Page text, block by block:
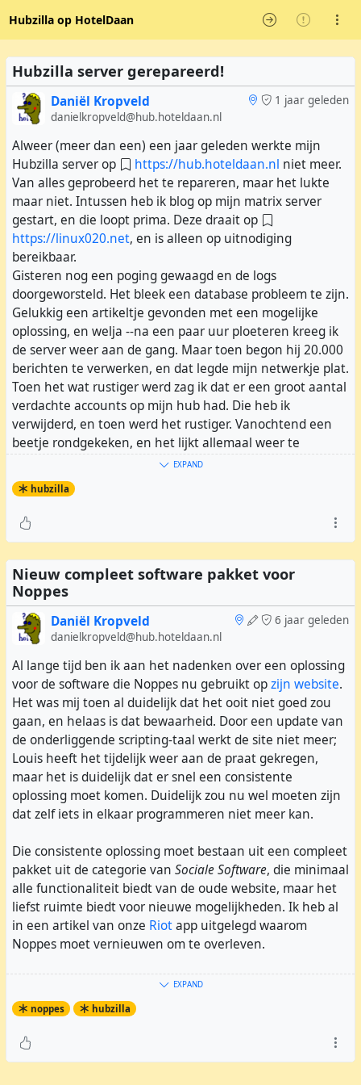
Hubzilla op HotelDaan
Hubzilla server gerepareerd!
1 jaar geleden
Daniël Kropveld
danielkropveld@hub.hoteldaan.nl
Alweer (meer dan een) een jaar geleden werkte mijn
Hubzilla server op
https://hub.hoteldaan.nl niet meer.
Van alles geprobeerd het te repareren, maar het lukte
maar niet. Intussen heb ik blog op mijn matrix server
gestart, en die loopt prima. Deze draait op
https://linux020.net, en is alleen op uitnodiging
bereikbaar.
Gisteren nog een poging gewaagd en de logs
doorgeworsteld. Het bleek een database probleem te zijn.
Gelukkig een artikeltje gevonden met een mogelijke
oplossing, en welja --na een paar uur ploeteren kreeg ik
de server weer aan de gang. Maar toen begon hij 20.000
berichten te verwerken, en dat legde mijn netwerkje plat.
Toen het wat rustiger werd zag ik dat er een groot aantal
verdachte accounts op mijn hub had. Die heb ik
verwijderd, en toen werd het rustiger. Vanochtend een
beetje rondgekeken, en het lijkt allemaal weer te
werken. Intussen zijn wel veel van mijn oude contacten
van hubzilla afgehaakt...
Intussen plaats ik mijn blog zowel op mijn matrix server
als hier!
overlast heeft gezorgd...
EXPAND
hubzilla
Nieuw compleet software pakket voor
Noppes
6 jaar geleden
Daniël Kropveld
danielkropveld@hub.hoteldaan.nl
Al lange tijd ben ik aan het nadenken over een oplossing
voor de software die Noppes nu gebruikt opzijn website.
Het was mij toen al duidelijk dat het ooit niet goed zou
gaan, en helaas is dat bewaarheid. Door een update van
de onderliggende scripting-taal werkt de site niet meer;
Louis heeft het tijdelijk weer aan de praat gekregen,
maar het is duidelijk dat er snel een consistente
oplossing moet komen. Duidelijk zou nu wel moeten zijn
dat zelf iets in elkaar programmeren niet meer kan.
Die consistente oplossing moet bestaan uit een compleet
pakket uit de categorie van Sociale Software, die minimaal
alle functionaliteit biedt van de oude website, maar het
liefst ruimte biedt voor nieuwe mogelijkheden. Ik heb al
in een artikel van onze Riotapp uitgelegd waarom
Noppes moet vernieuwen om te overleven.
Na het uitproberen van verschillende software op dit
gebied ben ik uiteindelijk uitgekomen op
pakket is ooit ontwikkeld om een Open Source alternatief
voor Facebook te bieden, maar is in de loop van tijd door
een groot aantal vrijwilligers ontwikkeld en uitgebreid
EXPAND
noppes hubzilla